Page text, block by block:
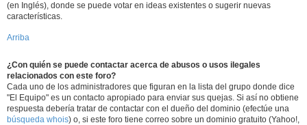
(en Inglés), donde se puede votar en ideas existentes o sugerir nuevas
características.
Arriba
¿Con quién se puede contactar acerca de abusos o usos ilegales
relacionados con este foro?
Cada uno de los administradores que figuran en la lista del grupo donde dice
"El Equipo" es un contacto apropiado para enviar sus quejas. Si así no obtiene
respuesta debería tratar de contactar con el dueño del dominio (efectúe una
búsqueda whois) o, si este foro tiene correo sobre un dominio gratuito (Yahoo!,